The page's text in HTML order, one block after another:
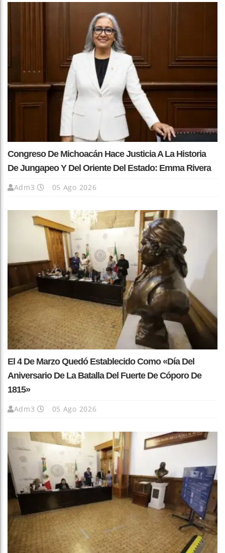
Congreso De Michoacán Hace Justicia A La Historia
De Jungapeo Y Del Oriente Del Estado: Emma Rivera
Adm3 05 Ago 2026
El 4 De Marzo Quedó Establecido Como «Día Del
Aniversario De La Batalla Del Fuerte De Cóporo De
1815»
Adm3 05 Ago 2026